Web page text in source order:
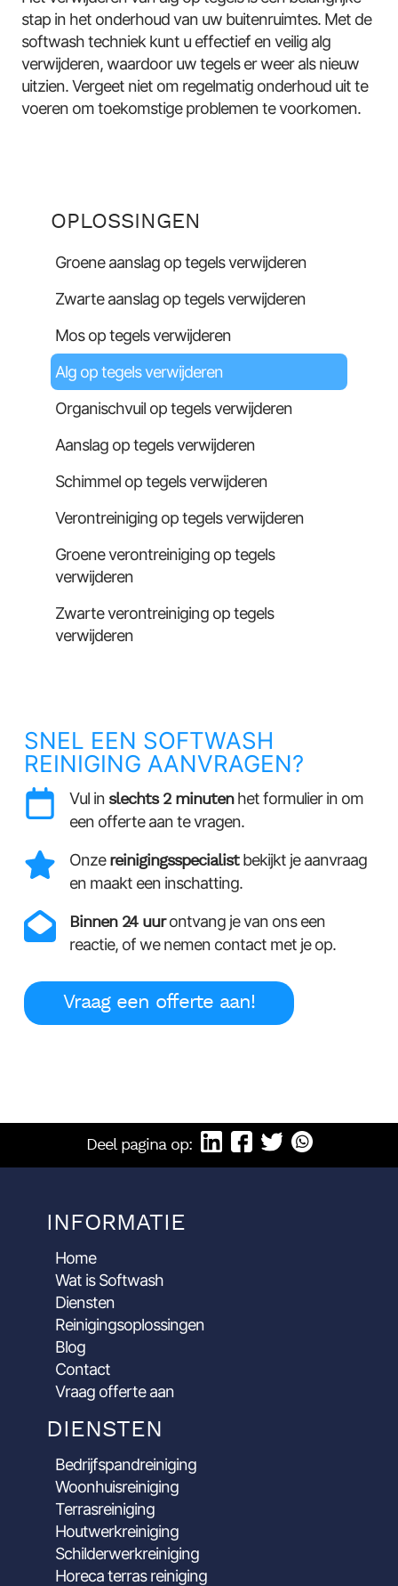
stap in het onderhoud van uw buitenruimtes. Met de
softwash techniek kunt u effectief en veilig alg
verwijderen, waardoor uw tegels er weer als nieuw
uitzien. Vergeet niet om regelmatig onderhoud uit te
voeren om toekomstige problemen te voorkomen.
OPLOSSINGEN
Groene aanslag op tegels verwijderen
Zwarte aanslag op tegels verwijderen
Mos op tegels verwijderen
Alg op tegels verwijderen
Organischvuil op tegels verwijderen
Aanslag op tegels verwijderen
Schimmel op tegels verwijderen
Verontreiniging op tegels verwijderen
Groene verontreiniging op tegels
verwijderen
Zwarte verontreiniging op tegels
verwijderen
SNEL EEN SOFTWASH
REINIGING AANVRAGEN?
Vul in slechts 2 minutenhet formulier in om
een offerte aan te vragen.
Onzereinigingsspecialistbekijkt je aanvraag
en maakt een inschatting.
Binnen 24 uurontvang je van ons een
reactie, of we nemen contact met je op.
Vraag een offerte aan!
Deel pagina op:
INFORMATIE
Home
Wat is Softwash
Diensten
Reinigingsoplossingen
Blog
Contact
Vraag offerte aan
DIENSTEN
Bedrijfspandreiniging
Woonhuisreiniging
Terrasreiniging
Houtwerkreiniging
Schilderwerkreiniging
Horeca terras reiniging